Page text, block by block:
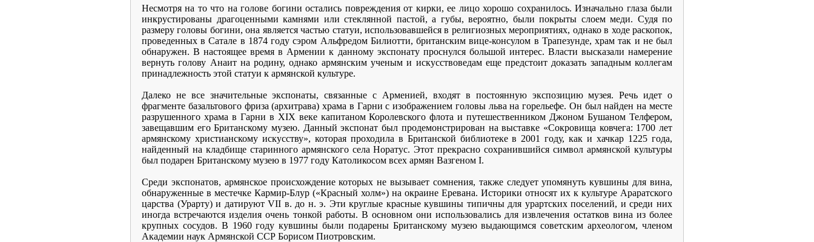
Несмотря на то что на голове богини остались повреждения от кирки, ее лицо хорошо сохранилось. Изначально глаза были
инкрустированы драгоценными камнями или стеклянной пастой, а губы, вероятно, были покрыты слоем меди. Судя по
размеру головы богини, она является частью статуи, использовавшейся в религиозных мероприятиях, однако в ходе раскопок,
проведенных в Сатале в 1874 году сэром Альфредом Билиотти, британским вице-консулом в Трапезунде, храм так и не был
обнаружен. В настоящее время в Армении к данному экспонату проснулся большой интерес. Власти высказали намерение
вернуть голову Анаит на родину, однако армянским ученым и искусствоведам еще предстоит доказать западным коллегам
принадлежность этой статуи к армянской культуре.
Далеко не все значительные экспонаты, связанные с Арменией, входят в постоянную экспозицию музея. Речь идет о
фрагменте базальтового фриза (архитрава) храма в Гарни с изображением головы льва на горельефе. Он был найден на месте
разрушенного храма в Гарни в XIX веке капитаном Королевского флота и путешественником Джоном Бушаном Телфером,
завещавшим его Британскому музею. Данный экспонат был продемонстрирован на выставке «Сокровища ковчега: 1700 лет
армянскому христианскому искусству», которая проходила в Британской библиотеке в 2001 году, как и хачкар 1225 года,
найденный на кладбище старинного армянского села Норатус. Этот прекрасно сохранившийся символ армянской культуры
был подарен Британскому музею в 1977 году Католикосом всех армян Вазгеном I.
Среди экспонатов, армянское происхождение которых не вызывает сомнения, также следует упомянуть кувшины для вина,
обнаруженные в местечке Кармир-Блур («Красный холм») на окраине Еревана. Историки относят их к культуре Араратского
царства (Урарту) и датируют VII в. до н. э. Эти круглые красные кувшины типичны для урартских поселений, и среди них
иногда встречаются изделия очень тонкой работы. В основном они использовались для извлечения остатков вина из более
крупных сосудов. В 1960 году кувшины были подарены Британскому музею выдающимся советским археологом, членом
Академии наук Армянской ССР Борисом Пиотровским.